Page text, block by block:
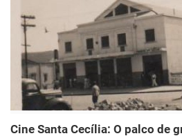
Cine Santa Cecília: O palco de